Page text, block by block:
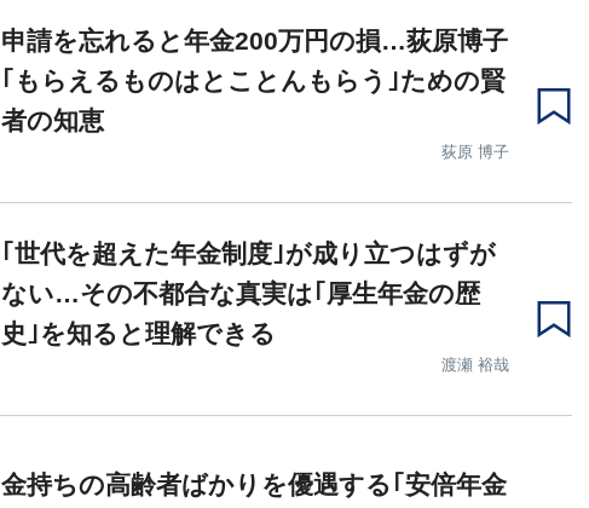
申請を忘れると年金200万円の損…荻原博子
｢もらえるものはとことんもらう｣ための賢
者の知恵
荻原 博子
｢世代を超えた年金制度｣が成り立つはずが
ない…その不都合な真実は｢厚生年金の歴
史｣を知ると理解できる
渡瀬 裕哉
金持ちの高齢者ばかりを優遇する｢安倍年金